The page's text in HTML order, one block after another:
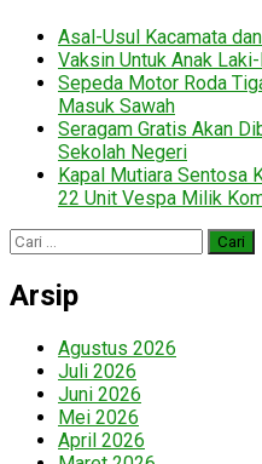
Asal-Usul Kacamata
Vaksin Untuk Anak
Sepeda Motor Roda
Masuk Sawah
Seragam Gratis Akan
Sekolah Negeri
Kapal Mutiara Sentosa
22 Unit Vespa Milik
Cari
untuk:
Arsip
Agustus 2026
Juli 2026
Juni 2026
Mei 2026
April 2026